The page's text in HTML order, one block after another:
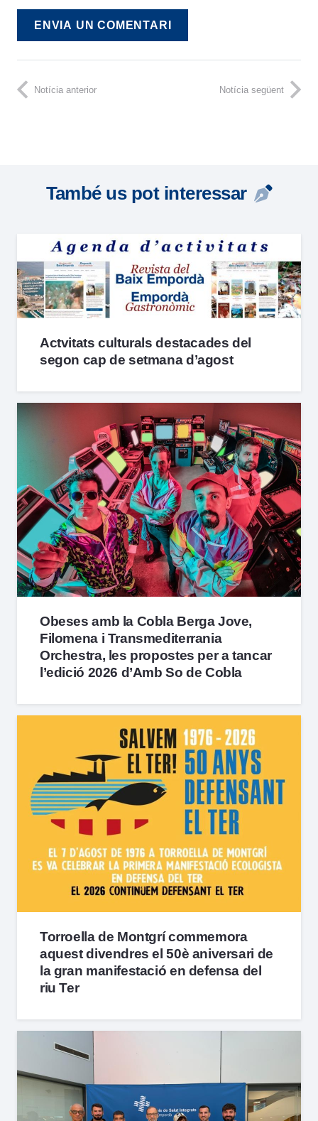
ENVIA UN COMENTARI
Notícia anterior Notícia següent
També us pot interessar
Actvitats culturals destacades del
segon cap de setmana d’agost
Obeses amb la Cobla Berga Jove,
Filomena i Transmediterrania
Orchestra, les propostes per a tancar
l’edició 2026 d’Amb So de Cobla
Torroella de Montgrí commemora
aquest divendres el 50è aniversari de
la gran manifestació en defensa del
riu Ter